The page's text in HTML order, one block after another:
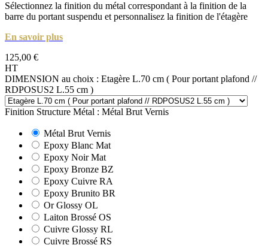
Sélectionnez la finition du métal correspondant à la finition de la
barre du portant suspendu et personnalisez la finition de l'étagère
En savoir plus
125,00 €
HT
DIMENSION au choix : Etagère L.70 cm ( Pour portant plafond //
RDPOSUS2 L.55 cm )
Finition Structure Métal : Métal Brut Vernis
Métal Brut Vernis
Epoxy Blanc Mat
Epoxy Noir Mat
Epoxy Bronze BZ
Epoxy Cuivre RA
Epoxy Brunito BR
Or Glossy OL
Laiton Brossé OS
Cuivre Glossy RL
Cuivre Brossé RS